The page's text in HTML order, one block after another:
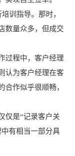
训指导。那时，
数量众多，但成交
过程中，客户经理
认为客户经理在客
合作似乎很顺畅，
仅是“记录客户关
有相当一部分具